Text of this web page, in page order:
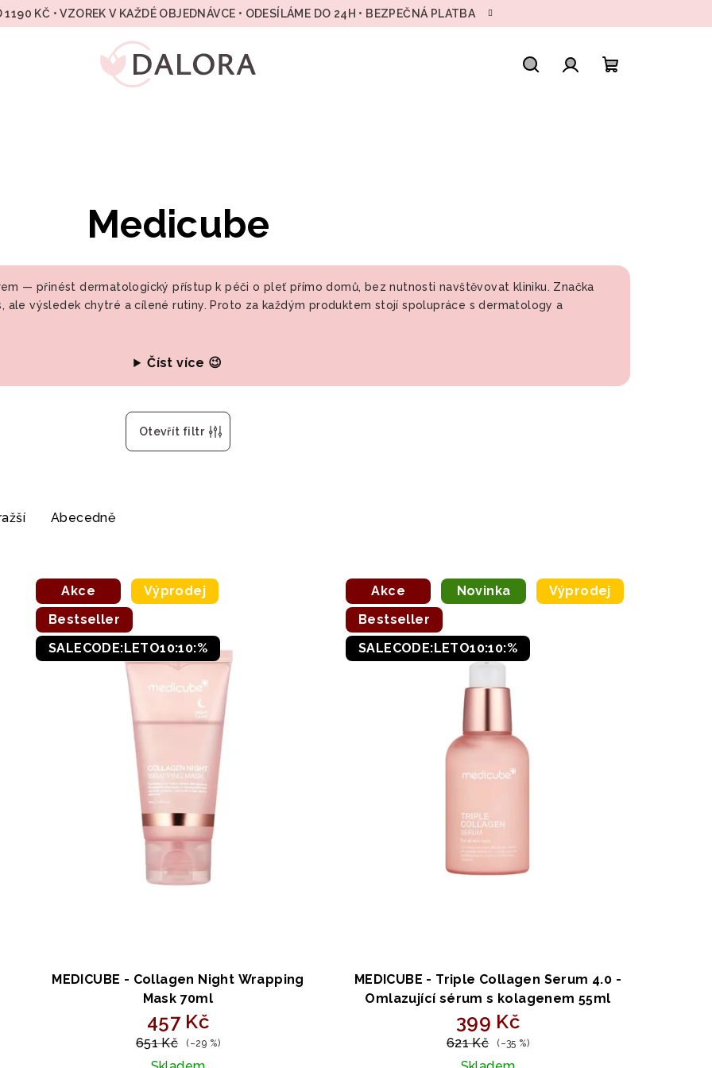
1190 KČ • VZOREK V KAŽDÉ OBJEDNÁVCE • ODESÍLÁME DO 24H • BEZPEČNÁ PLATBA
Medicube
— přinést dermatologický přístup k péči o pleť přímo domů, bez nutnosti navštěvovat kliniku. Značka
ale výsledek chytré a cílené rutiny. Proto za každým produktem stojí spolupráce s dermatology a
Číst více 😉
Otevřít filtr
Abecedně
Akce
Výprodej
Bestseller
SALECODE:LETO10:10:%
MEDICUBE - Collagen Night Wrapping
Mask 70ml
457 Kč
651 Kč (–29 %)
Akce Novinka
Výprodej
Bestseller
SALECODE:LETO10:10:%
MEDICUBE - Triple Collagen Serum 4.0 -
Omlazující sérum s kolagenem 55ml
399 Kč
621 Kč (–35 %)